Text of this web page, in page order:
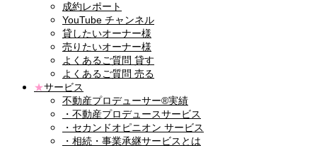
成約レポート
YouTube チャンネル
貸したいオーナー様
売りたいオーナー様
よくあるご質問 貸す
よくあるご質問 売る
★サービス
不動産プロデューサー®実績
・不動産プロデュースサービス
・セカンドオピニオン サービス
・相続・事業承継サービスとは